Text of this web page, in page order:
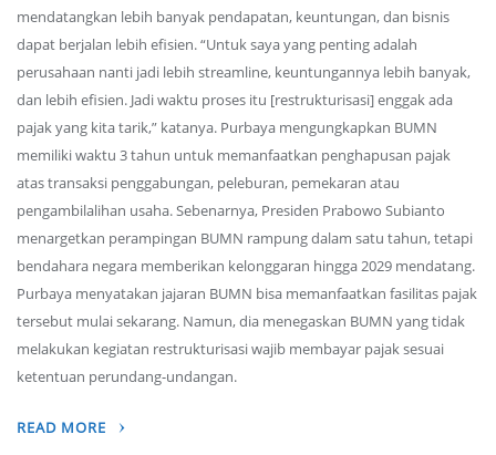
mendatangkan lebih banyak pendapatan, keuntungan, dan bisnis
dapat berjalan lebih efisien. “Untuk saya yang penting adalah
perusahaan nanti jadi lebih streamline, keuntungannya lebih banyak,
dan lebih efisien. Jadi waktu proses itu [restrukturisasi] enggak ada
pajak yang kita tarik,” katanya. Purbaya mengungkapkan BUMN
memiliki waktu 3 tahun untuk memanfaatkan penghapusan pajak
atas transaksi penggabungan, peleburan, pemekaran atau
pengambilalihan usaha. Sebenarnya, Presiden Prabowo Subianto
menargetkan perampingan BUMN rampung dalam satu tahun, tetapi
bendahara negara memberikan kelonggaran hingga 2029 mendatang.
Purbaya menyatakan jajaran BUMN bisa memanfaatkan fasilitas pajak
tersebut mulai sekarang. Namun, dia menegaskan BUMN yang tidak
melakukan kegiatan restrukturisasi wajib membayar pajak sesuai
ketentuan perundang-undangan.
READ MORE